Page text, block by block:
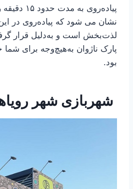
پیاده‌روی
نشان می شود که پیاده‌روی در
لذت‌بخش است و به‌دلیل قرار
پارک ناژوان به‌هیچ‌وجه برای شما
بود.
شهربازی شهر